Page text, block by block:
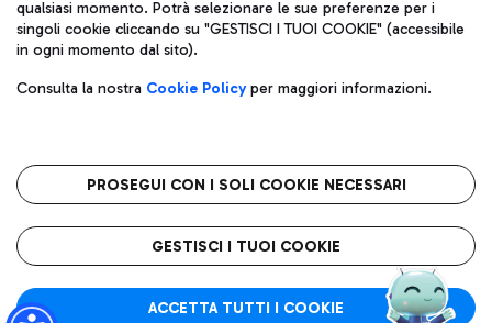
Capitale sociale 62.224.743,00 int. vers.
Sede legale: Via Pier Paolo Racchetti 1 - 00054 Fiumicino (RM)
telefono +39 06 65951
Privacy policy
Note legali
Roma FCO
L'aeroporto stellato
qualsiasi momento. Potrà selezionare le sue preferenze per i
singoli cookie cliccando su "GESTISCI I TUOI COOKIE" (accessibile
in ogni momento dal sito).
Consulta la nostra Cookie Policyper maggiori informazioni.
PROSEGUI CON I SOLI COOKIE NECESSARI
GESTISCI I TUOI COOKIE
ACCETTA TUTTI I COOKIE